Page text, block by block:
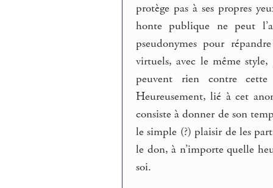
protège pas à ses propres
honte publique ne peut
pseudonymes pour
virtuels, avec le même style,
peuvent rien contre cette
Heureusement, lié à cet
consiste à donner de son
le simple (?) plaisir de les
le don, à n’importe quelle
soi.